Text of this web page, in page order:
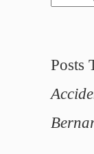
Posts